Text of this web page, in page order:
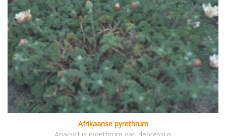
Afrikaanse pyrethrum